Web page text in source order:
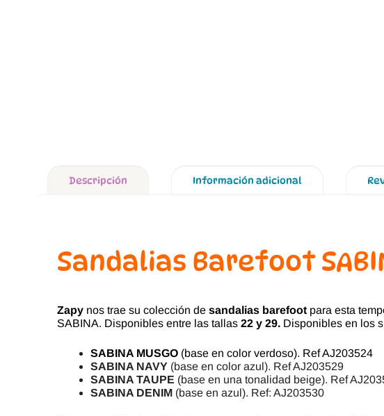
Descripción Información adicional
Sandalias Barefoot
Zapy nos trae su colección de sandalias barefoot para esta
SABINA. Disponibles entre las tallas 22 y 29. Disponibles en los
SABINA MUSGO (base en color verdoso). Ref AJ203524
SABINA NAVY (base en color azul). Ref AJ203529
SABINA TAUPE (base en una tonalidad beige). Ref
SABINA DENIM (base en azul). Ref: AJ203530